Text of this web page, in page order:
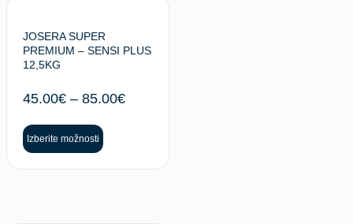
JOSERA SUPER
PREMIUM – SENSI PLUS
12,5KG
45.00€ – 85.00€
Izberite možnosti